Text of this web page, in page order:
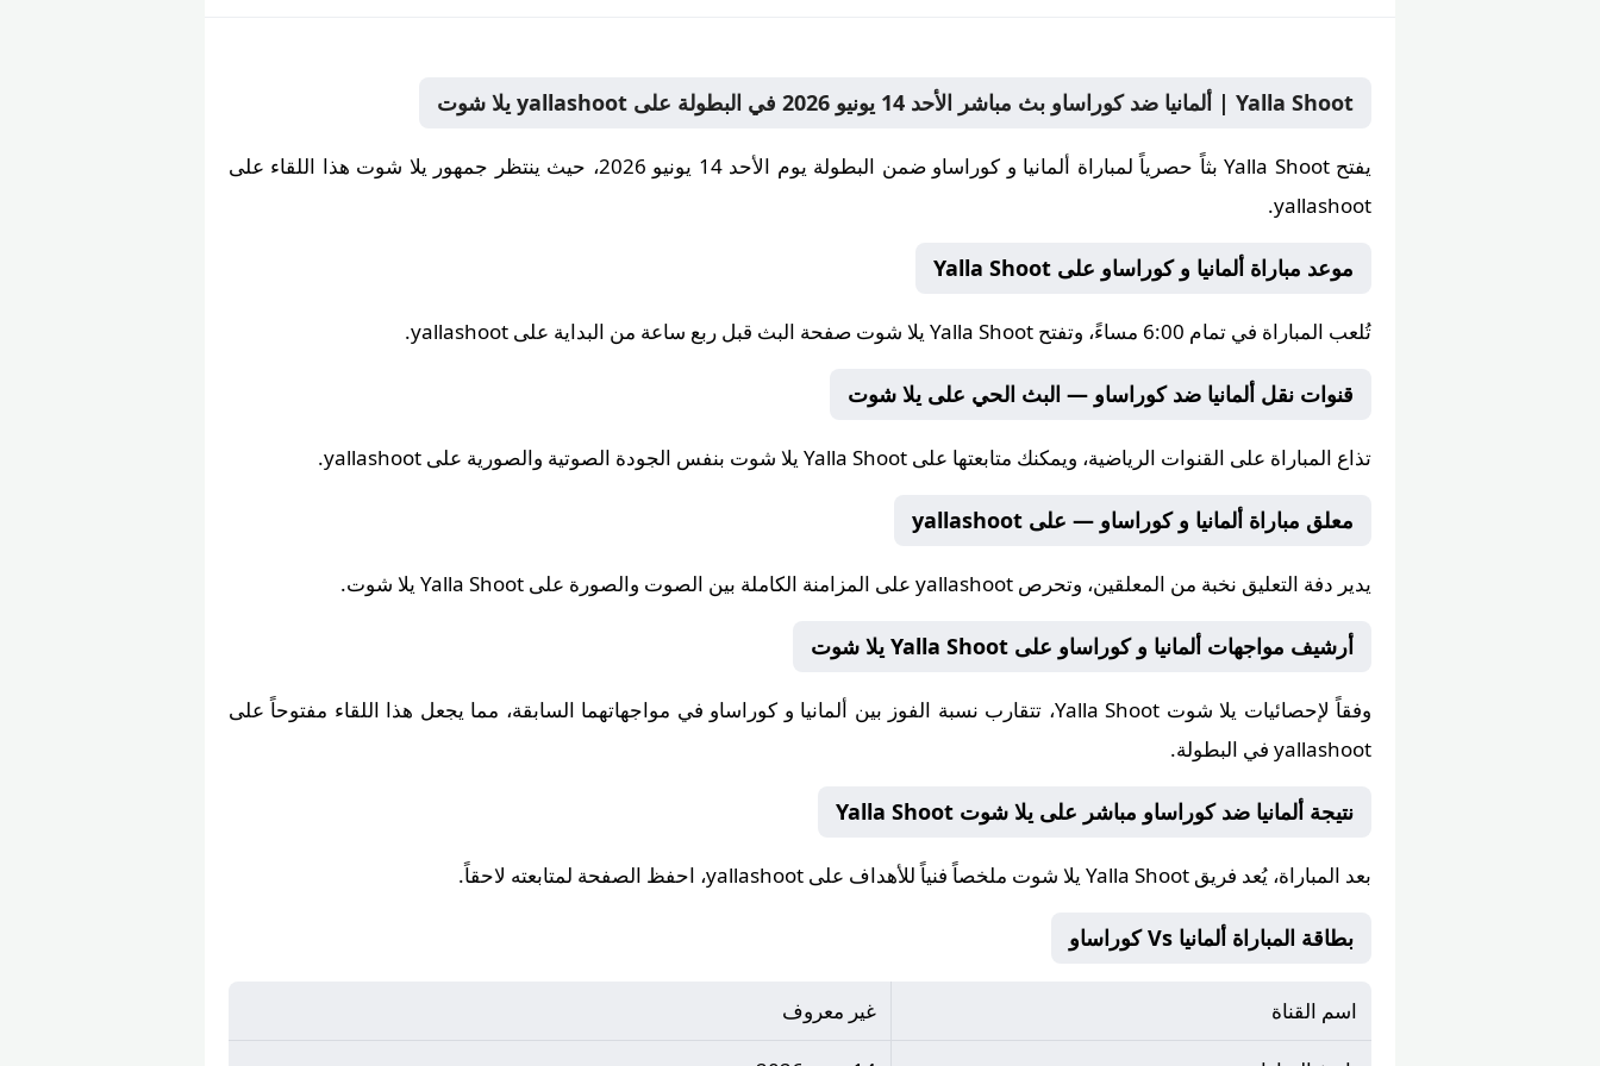
Yalla Shoot | ألمانيا ضد كوراساو بث مباشر الأحد 14 يونيو 2026 في البطولة على yallashoot يلا شوت
يفتحYalla Shoot
بثاً حصرياً لمباراة ألمانيا و كوراساو ضمن البطولة يوم الأحد 14 يونيو 2026، حيث ينتظر جمهور يلا شوت هذا اللقاء على
yallashoot.
موعد مباراة ألمانيا و كوراساو على Yalla Shoot
تُلعب المباراة في تمام 6:00 مساءً ، وتفتح Yalla Shoot يلا شوت صفحة البث قبل ربع ساعة من البداية على yallashoot.
قنوات نقل ألمانيا ضد كوراساو — البث الحي على يلا شوت
تذاع المباراة على القنوات الرياضية، ويمكنك متابعتها على Yalla Shoot يلا شوت بنفس الجودة الصوتية والصورية على yallashoot.
معلق مباراة ألمانيا و كوراساو — على yallashoot
يدير دفة التعليق نخبة من المعلقين، وتحرص yallashoot على المزامنة الكاملة بين الصوت والصورة على Yalla Shoot يلا شوت.
أرشيف مواجهات ألمانيا و كوراساو على Yalla Shoot يلا شوت
وفقاً لإحصائيات يلا شوت Yalla Shoot
، تتقارب نسبة الفوز بين ألمانيا و كوراساو في مواجهاتهما السابقة، مما يجعل هذا اللقاء مفتوحاً على
yallashoot في البطولة.
نتيجة ألمانيا ضد كوراساو مباشر على يلا شوت Yalla Shoot
بعد المباراة، يُعد فريق Yalla Shoot يلا شوت ملخصاً فنياً للأهداف على yallashoot، احفظ الصفحة لمتابعته لاحقاً.
بطاقة المباراة ألمانيا Vs كوراساو
اسم القناة غير معروف